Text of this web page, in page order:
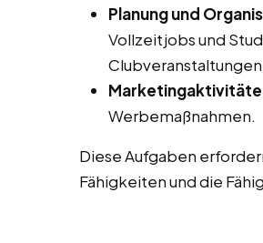
Planung und
Vollzeitjobs und
Werbemaßnahmen.
Diese Aufgaben
Fähigkeiten und die